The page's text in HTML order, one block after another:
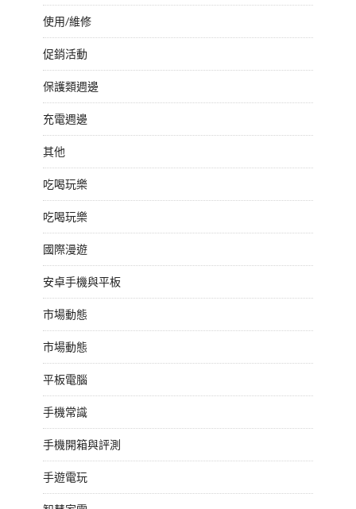
使用/維修
促銷活動
保護類週邊
充電週邊
其他
吃喝玩樂
吃喝玩樂
國際漫遊
安卓手機與平板
市場動態
市場動態
平板電腦
手機常識
手機開箱與評測
手遊電玩